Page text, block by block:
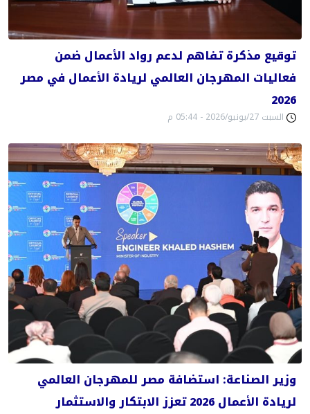
توقيع مذكرة تفاهم لدعم رواد الأعمال ضمن
فعاليات المهرجان العالمي لريادة الأعمال في مصر
2026
السبت 27/يونيو/2026 - 05:44 م
وزير الصناعة: استضافة مصر للمهرجان العالمي
لريادة الأعمال 2026 تعزز الابتكار والاستثمار